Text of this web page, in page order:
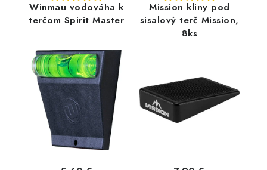
Winmau vodováha k
terčom Spirit Master
Mission kliny pod
sisalový terč Mission,
8ks